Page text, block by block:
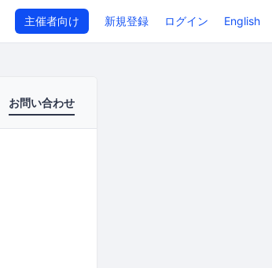
主催者向け 新規登録 ログイン English
お問い合わせ